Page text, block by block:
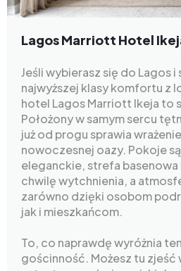
Lagos Marriott Hotel
Jeśli wybierasz się do Lagos i
najwyższej klasy komfortu z
hotel Lagos Marriott Ikeja to
Położony w samym sercu
już od progu sprawia
nowoczesnej oazy. Pokoje
eleganckie, strefa basenowa
chwilę wytchnienia, a
zarówno dzięki osobom
jak i mieszkańcom.
To, co naprawdę wyróżnia
gościnność. Możesz tu